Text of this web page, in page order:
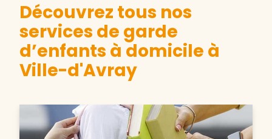
Découvrez tous nos
services de garde
d’enfants à domicile à
Ville-d'Avray